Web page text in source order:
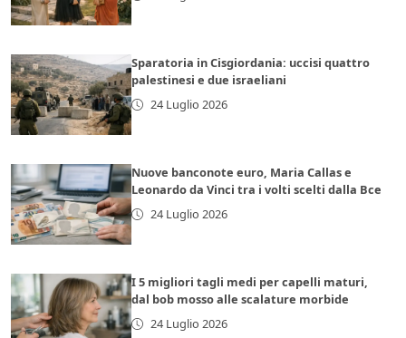
Sparatoria in Cisgiordania: uccisi quattro
palestinesi e due israeliani
24 Luglio 2026
Nuove banconote euro, Maria Callas e
Leonardo da Vinci tra i volti scelti dalla Bce
24 Luglio 2026
I 5 migliori tagli medi per capelli maturi,
dal bob mosso alle scalature morbide
24 Luglio 2026